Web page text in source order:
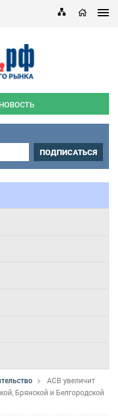
ПОДПИСАТЬСЯ
АСВ увеличит
Брянской и Белгородской